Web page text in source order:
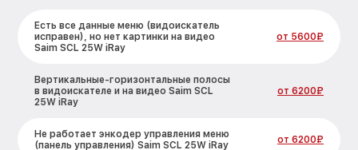
Есть все данные меню (видоискатель
исправен), но нет картинки на видео
Saim SCL 25W iRay
от 5600₽
Вертикальные-горизонтальные полосы
в видоискателе и на видео Saim SCL
25W iRay
от 6200₽
Не работает энкодер управления меню
(панель управления) Saim SCL 25W iRay
от 6200₽